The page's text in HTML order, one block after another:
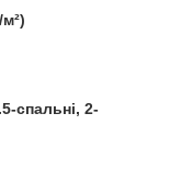
спальні, 2-